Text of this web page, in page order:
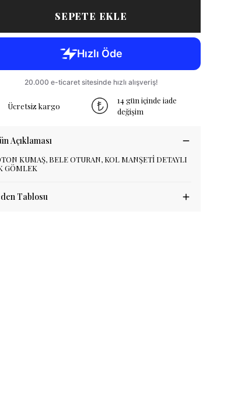
SEPETE EKLE
Ücretsiz kargo
14 gün içinde iade
değişim
Açıklaması
KUMAŞ, BELE OTURAN, KOL MANŞETİ DETAYLI
GÖMLEK
Tablosu